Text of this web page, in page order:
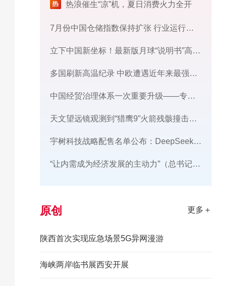
热浪催生“凉”机，夏日消费火力全开
7月份中国仓储指数保持扩张 行业运行韧性较强
立下中国新坐标！最新版月球“说明书”高清细节图来了
多国刷新高温纪录 中欧遭遇近年来最强热浪
中国经贸治理体系一次重要升级——专家解读中国首例对外贸易国家安全调查
天文望远镜观测到“猎鹰9”火箭残骸撞击月球迹象
宇树科技战略配售名单公布：DeepSeek、腾讯等在列
“让内需成为经济发展的主动力”（总书记的人民情怀）
原创 更多＋
陕西首次实现应急场景5G异网漫游
海峡两岸临书展西安开展